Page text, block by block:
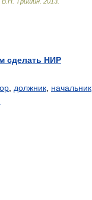
сделать НИР
должник начальник